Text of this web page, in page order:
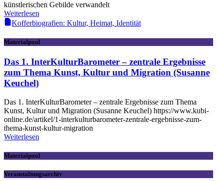
künstlerischen Gebilde verwandelt
Weiterlesen
Kofferbiografien: Kultur, Heimat, Identität
Materialpool
Das 1. InterKulturBarometer – zentrale Ergebnisse
zum Thema Kunst, Kultur und Migration (Susanne
Keuchel)
Das 1. InterKulturBarometer – zentrale Ergebnisse zum Thema
Kunst, Kultur und Migration (Susanne Keuchel) https://www.kubi-
online.de/artikel/1-interkulturbarometer-zentrale-ergebnisse-zum-
thema-kunst-kultur-migration
Weiterlesen
Materialpool
Veranstaltungsarchiv